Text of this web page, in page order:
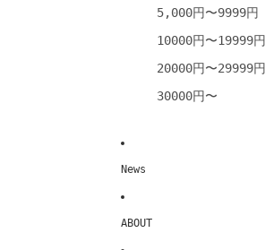
5,000円〜9999円
10000円〜19999円
20000円〜29999円
30000円〜
News
ABOUT